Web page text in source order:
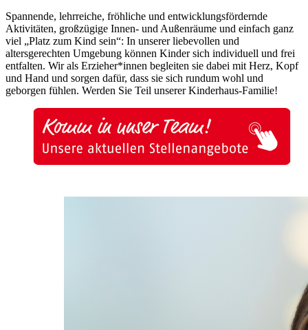
Spannende, lehrreiche, fröhliche und entwicklungsfördernde
Aktivitäten, großzügige Innen- und Außenräume und einfach ganz
viel „Platz zum Kind sein“: In unserer liebevollen und
altersgerechten Umgebung können Kinder sich individuell und frei
entfalten. Wir als Erzieher*innen begleiten sie dabei mit Herz, Kopf
und Hand und sorgen dafür, dass sie sich rundum wohl und
geborgen fühlen. Werden Sie Teil unserer Kinderhaus-Familie!